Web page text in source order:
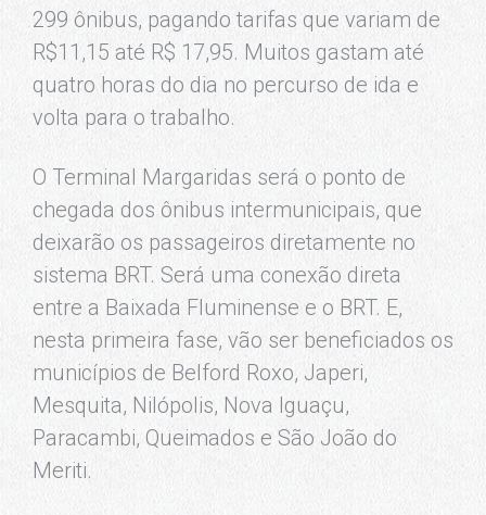
299 ônibus, pagando tarifas que variam de
R$11,15 até R$ 17,95. Muitos gastam até
quatro horas do dia no percurso de ida e
volta para o trabalho.
O Terminal Margaridas será o ponto de
chegada dos ônibus intermunicipais, que
deixarão os passageiros diretamente no
sistema BRT. Será uma conexão direta
entre a Baixada Fluminense e o BRT. E,
nesta primeira fase, vão ser beneficiados os
municípios de Belford Roxo, Japeri,
Mesquita, Nilópolis, Nova Iguaçu,
Paracambi, Queimados e São João do
Meriti.